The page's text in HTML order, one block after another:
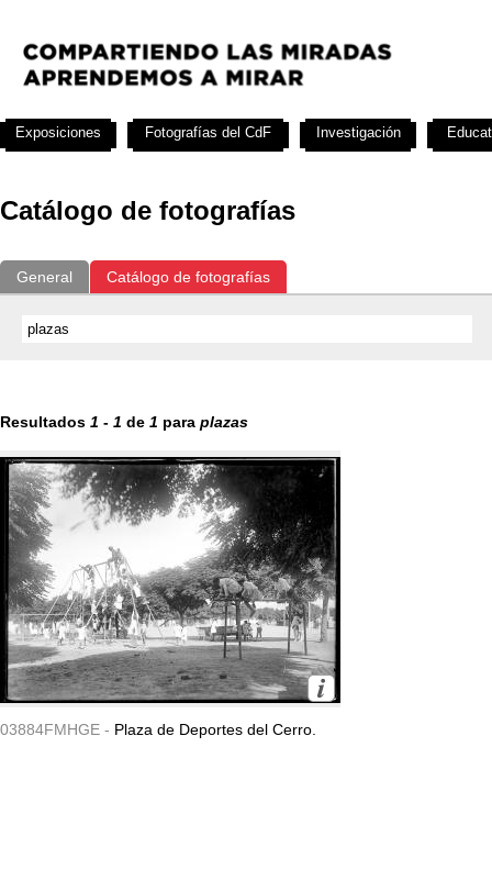
Catálogo de fotografías
General Catálogo de fotografías
Resultados 1 - 1 de 1 para plazas
03884FMHGE - Plaza de Deportes del Cerro.
Exposiciones Fotografías del CdF Investigación